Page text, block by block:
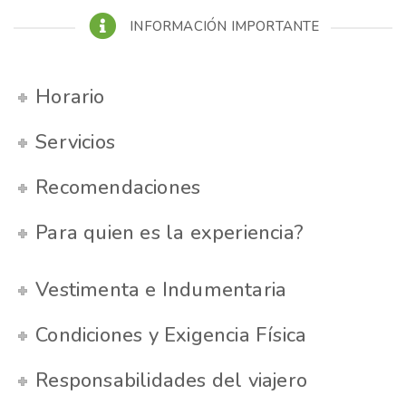
INFORMACIÓN IMPORTANTE
Horario
Servicios
Recomendaciones
Para quien es la experiencia?
Vestimenta e Indumentaria
Condiciones y Exigencia Física
Responsabilidades del viajero